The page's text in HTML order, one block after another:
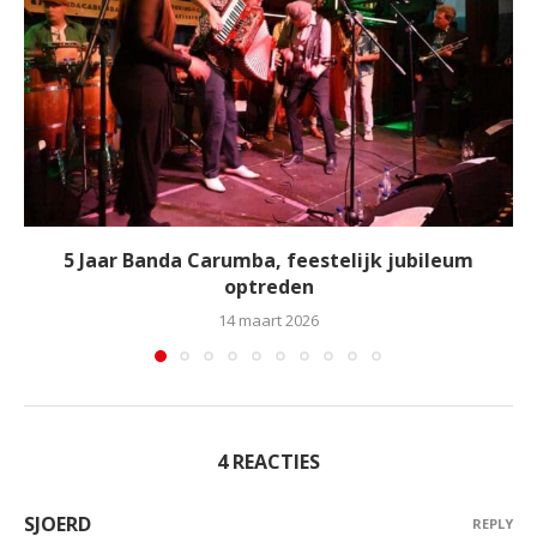
5 Jaar Banda Carumba, feestelijk jubileum
optreden
14 maart 2026
4 REACTIES
SJOERD REPLY